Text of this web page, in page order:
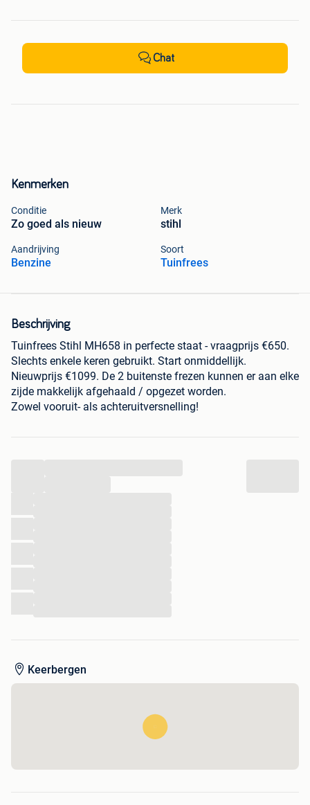
Kenmerken
Conditie
Zo goed als nieuw
Merk
stihl
Aandrijving
Benzine
Soort
Tuinfrees
Beschrijving
Tuinfrees Stihl MH658 in perfecte staat - vraagprijs €650.
Slechts enkele keren gebruikt. Start onmiddellijk.
Nieuwprijs €1099. De 2 buitenste frezen kunnen er aan elke
zijde makkelijk afgehaald / opgezet worden.
Zowel vooruit- als achteruitversnelling!
Keerbergen
Chat